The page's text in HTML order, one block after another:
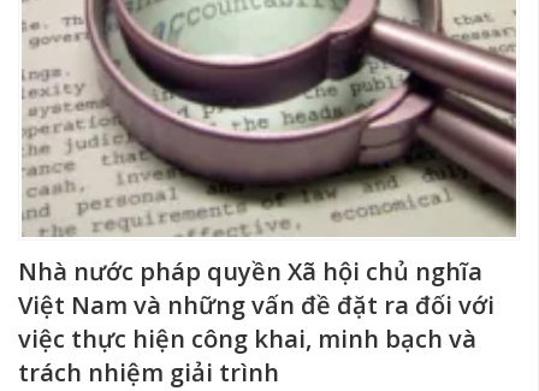
Nhà nước pháp quyền Xã hội chủ nghĩa
Việt Nam và những vấn đề đặt ra đối với
việc thực hiện công khai, minh bạch và
trách nhiệm giải trình